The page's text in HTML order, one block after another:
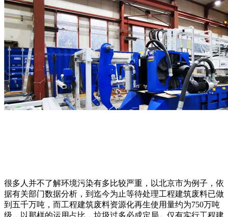
很多人并不了解环境污染有多比较严重，以北京市为例子，依
据有关部门数据分析，到迄今为止等待处理工程建筑废料已做
到五千万吨，而工程建筑废料资源化再生使用量约为750万吨